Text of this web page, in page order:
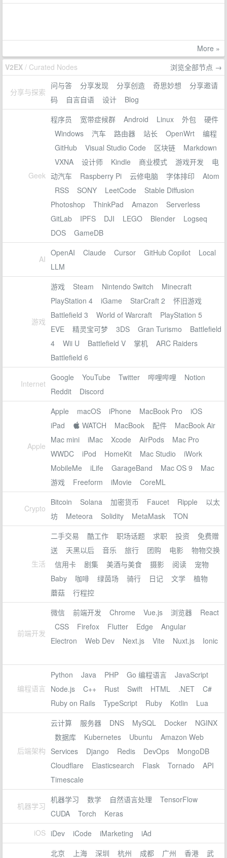
More »
V2EX / Curated Nodes 浏览全部节点 →
分享与探索
问与答 分享发现 分享创造 奇思妙想
分享邀请
码
自言自语 设计 Blog
Geek
程序员 宽带症候群 Android Linux 外包
硬件
Windows
汽车 路由器 站长 OpenWrt
编程
GitHub
Visual Studio Code 区块链
Markdown
VXNA
设计师 Kindle 商业模式 游戏开发
电
动汽车
Raspberry Pi 云修电脑 字体排印
Atom
RSS
SONY LeetCode
Stable Diffusion
Photoshop
ThinkPad Amazon
Serverless
GitLab
IPFS DJI LEGO Blender
Logseq
DOS
GameDB
AI
OpenAI Claude Cursor GitHub Copilot
Local
LLM
游戏
游戏 Steam Nintendo Switch
Minecraft
PlayStation 4
iGame StarCraft 2
怀旧游戏
Battlefield 3
World of Warcraft
PlayStation 5
EVE
精灵宝可梦 3DS Gran Turismo
Battlefield
4
Wii U Battlefield V 掌机
ARC Raiders
Battlefield 6
Internet
Google YouTube Twitter 哔哩哔哩
Notion
Reddit
Discord
Apple
Apple macOS iPhone MacBook Pro
iOS
iPad
 WATCH MacBook 配件
MacBook Air
Mac mini
iMac Xcode AirPods
Mac Pro
WWDC
iPod HomeKit Mac Studio
iWork
MobileMe
iLife GarageBand Mac OS 9
Mac
游戏
Freeform iMovie CoreML
Crypto
Bitcoin Solana 加密货币 Faucet Ripple
以太
坊
Meteora Solidity MetaMask TON
生活
二手交易 酷工作 职场话题 求职 投资
免费赠
送
天黑以后 音乐 旅行 团购 电影
物物交换
信用卡
剧集 美酒与美食 摄影 阅读
宠物
Baby
咖啡 绿茵场 骑行 日记 文学
植物
蘑菇
行程控
前端开发
微信 前端开发 Chrome Vue.js 浏览器
React
CSS
Firefox Flutter Edge
Angular
Electron
Web Dev Next.js Vite Nuxt.js Ionic
编程语言
Python Java PHP Go 编程语言
JavaScript
Node.js
C++ Rust Swift HTML .NET
C#
Ruby on Rails
TypeScript Ruby Kotlin Lua
后端架构
云计算 服务器 DNS MySQL Docker
NGINX
数据库
Kubernetes Ubuntu
Amazon Web
Services
Django Redis DevOps
MongoDB
Cloudflare
Elasticsearch Flask Tornado
API
Timescale
机器学习
机器学习 数学 自然语言处理
TensorFlow
CUDA
Torch
Keras
iOS iDev iCode iMarketing
iAd
北京
上海 深圳 杭州 成都 广州 香港 武